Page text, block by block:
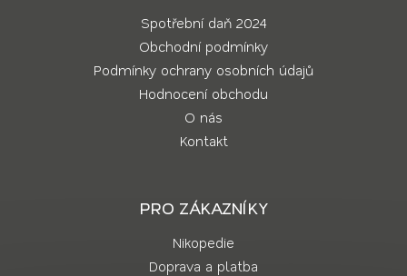
Spotřební daň 2024
Obchodní podmínky
Podmínky ochrany osobních údajů
Hodnocení obchodu
O nás
Kontakt
PRO ZÁKAZNÍKY
Nikopedie
Doprava a platba